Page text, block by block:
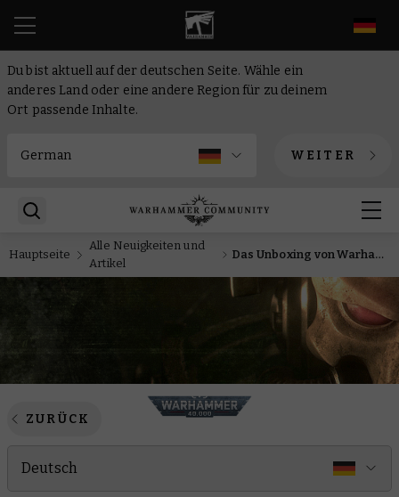
Du bist aktuell auf der deutschen Seite. Wähle ein
anderes Land oder eine andere Region für zu deinem
Ort passende Inhalte.
WEITER
Hauptseite
Alle Neuigkeiten und
Artikel
Das Unboxing von Warhammer 40.000: Armageddon – 1. Mai 2026
ZURÜCK
Deutsch